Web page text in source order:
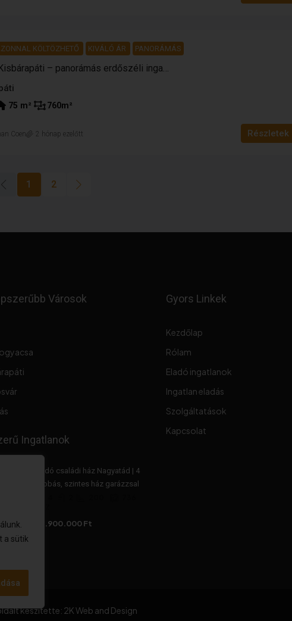
a sütik
KÖLTÖZHETŐ KIVÁLÓ ÁR PANORÁMÁS
Eladó ház Kisbárapáti – panorámás erdőszéli ingatlan Somogyban
75 m² 760m²
Részletek
Coen 2 hónap ezelőtt
1 2
Városok
Ingatlanok
Eladó családi ház Nagyatád | 4
szobás, szintes ház garázzsal
47.900.000 Ft
Gyors Linkek
Kezdőlap
Rólam
Eladó ingatlanok
Ingatlan eladás
Szolgáltatások
Kapcsolat
készítette: 2K Web and Design